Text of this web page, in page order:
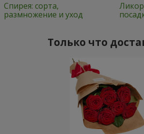
Спирея: сорта,
размножение и уход
Только что